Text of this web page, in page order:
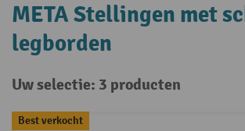
META Stellingen met
legborden
Uw selectie: 3 producten
Best verkocht